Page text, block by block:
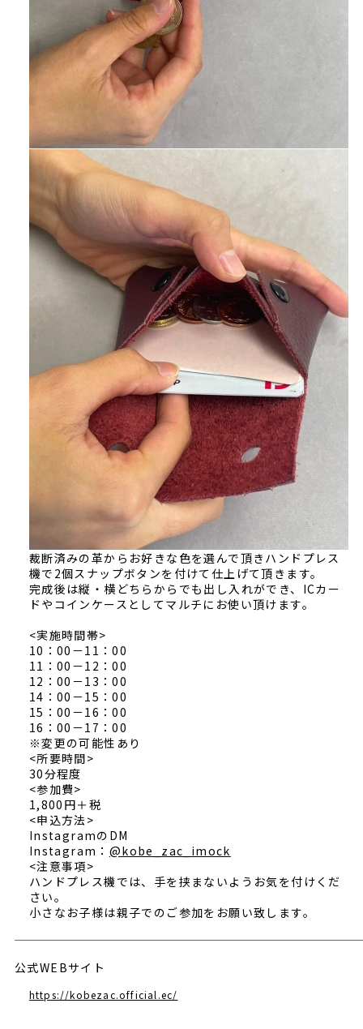
CONTACT
Select Language ▼
裁断済みの革からお好きな色を選んで頂きハンドプレス
機で2個スナップボタンを付けて仕上げて頂きます。
完成後は縦・横どちらからでも出し入れができ、ICカー
ドやコインケースとしてマルチにお使い頂けます。
<実施時間帯>
10：00－11：00
11：00－12：00
12：00－13：00
14：00－15：00
15：00－16：00
16：00－17：00
※変更の可能性あり
<所要時間>
30分程度
<参加費>
1,800円＋税
<申込方法>
InstagramのDM
Instagram： @kobe_zac_imock
<注意事項>
ハンドプレス機では、手を挟まないようお気を付けくだ
さい。
小さなお子様は親子でのご参加をお願い致します。
公式WEBサイト
https://kobezac.official.ec/